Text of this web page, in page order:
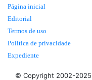
Página inicial
Editorial
Termos de uso
Politica de privacidade
Expediente
© Copyright 2002-2025